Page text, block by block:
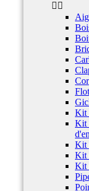
 
Kit
Kit
Kit
Kit
Kit